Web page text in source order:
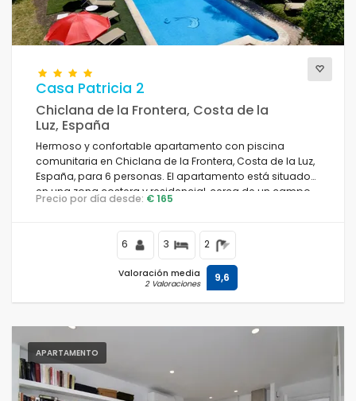
Casa Patricia 2
Chiclana de la Frontera, Costa de la
Luz, España
Hermoso y confortable apartamento con piscina
comunitaria en Chiclana de la Frontera, Costa de la Luz,
España, para 6 personas. El apartamento está situado
en una zona costera y residencial, cerca de un campo
de golf.
Precio por día desde: € 165
6 3 2
Valoración media
2 Valoraciones 9,6
APARTAMENTO